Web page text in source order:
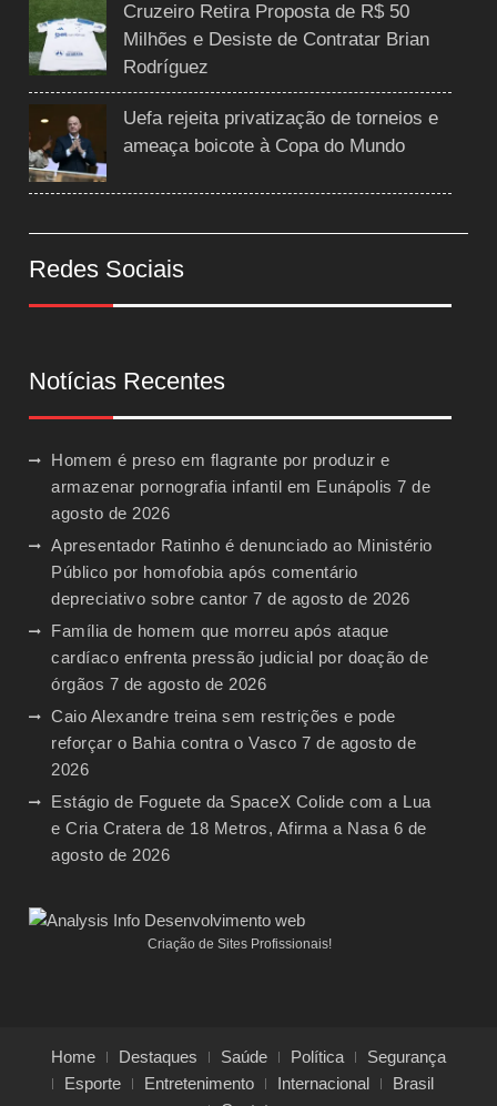
Cruzeiro Retira Proposta de R$ 50
Milhões e Desiste de Contratar Brian
Rodríguez
Uefa rejeita privatização de torneios e
ameaça boicote à Copa do Mundo
Redes Sociais
Notícias Recentes
Homem é preso em flagrante por produzir e
armazenar pornografia infantil em Eunápolis 7 de
agosto de 2026
Apresentador Ratinho é denunciado ao Ministério
Público por homofobia após comentário
depreciativo sobre cantor 7 de agosto de 2026
Família de homem que morreu após ataque
cardíaco enfrenta pressão judicial por doação de
órgãos 7 de agosto de 2026
Caio Alexandre treina sem restrições e pode
reforçar o Bahia contra o Vasco 7 de agosto de
2026
Estágio de Foguete da SpaceX Colide com a Lua
e Cria Cratera de 18 Metros, Afirma a Nasa 6 de
agosto de 2026
Criação de Sites Profissionais!
Home Destaques Saúde Política
Segurança
Esporte
Entretenimento Internacional
Brasil